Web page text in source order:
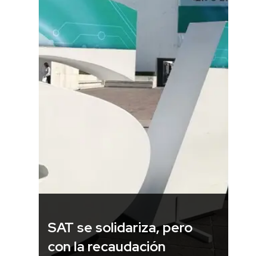
SAT se solidariza, pero
con la recaudación